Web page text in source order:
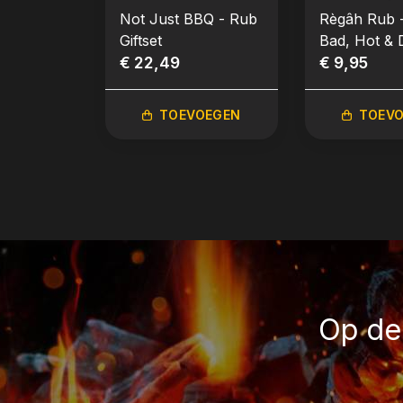
Not Just BBQ - Rub
Giftset
€ 22,49
TOEVOEGEN
Règâh Rub
Bad, Hot &
(3x 45g)
€ 9,95
Op